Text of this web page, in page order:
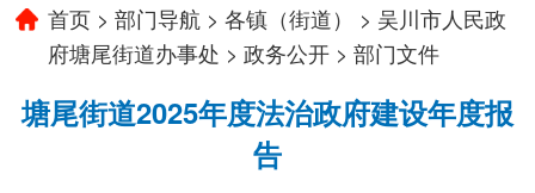
首页 >部门导航 >各镇（街道） > 吴川市人民政
府塘尾街道办事处 >政务公开 >部门文件
塘尾街道2025年度法治政府建设年度报
告